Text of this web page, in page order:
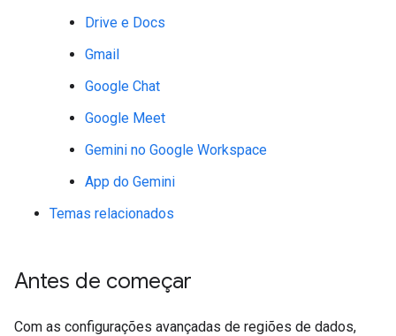
Drive e Docs
Gmail
Google Chat
Google Meet
Gemini no Google Workspace
App do Gemini
Temas relacionados
Antes de começar
Com as configurações avançadas de regiões de dados,